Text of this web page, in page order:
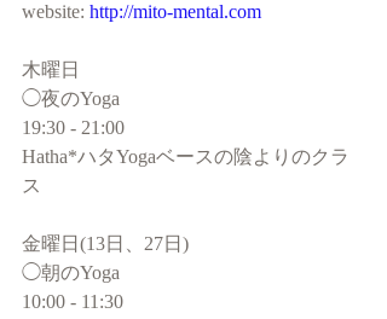
website: http://mito-mental.com
木曜日
◯夜のYoga
19:30 - 21:00
Hatha*ハタYogaベースの陰よりのクラ
ス
金曜日(13日、27日)
◯朝のYoga
10:00 - 11:30